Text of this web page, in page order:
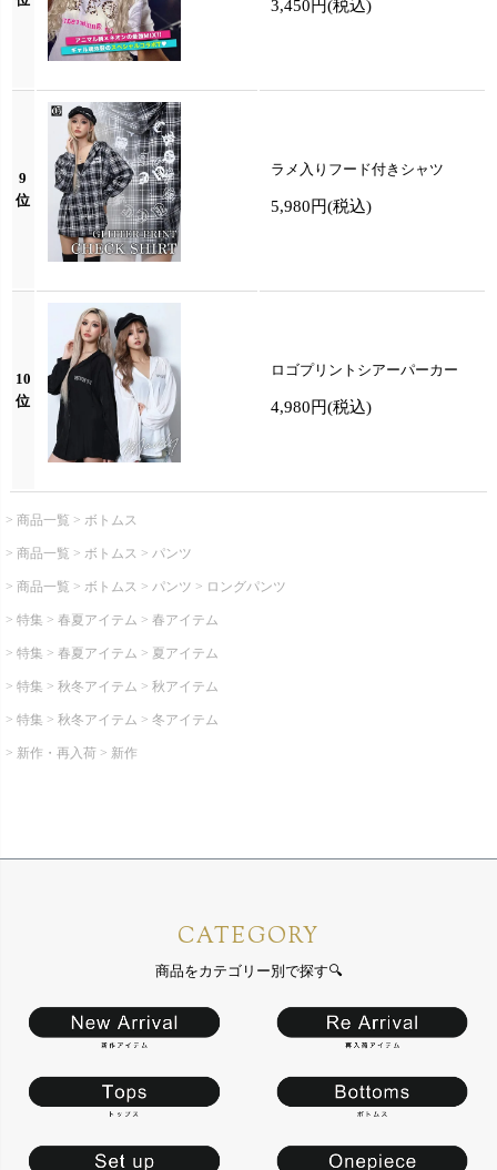
3,450円(税込)
9
位
ラメ入りフード付きシャツ
5,980円(税込)
10
位
ロゴプリントシアーパーカー
4,980円(税込)
商品一覧 ボトムス
商品一覧 ボトムス パンツ
商品一覧 ボトムス パンツ ロングパンツ
特集 春夏アイテム 春アイテム
特集 春夏アイテム 夏アイテム
特集 秋冬アイテム 秋アイテム
特集 秋冬アイテム 冬アイテム
新作・再入荷 新作
CATEGORY
商品をカテゴリー別で探す🔍